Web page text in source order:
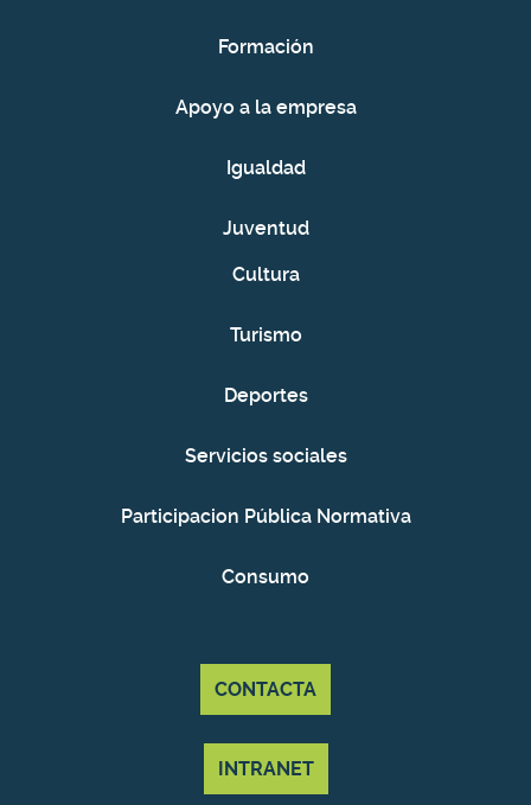
Formación
Apoyo a la empresa
Igualdad
Juventud
Cultura
Turismo
Deportes
Servicios sociales
Participacion Pública Normativa
Consumo
CONTACTA
INTRANET